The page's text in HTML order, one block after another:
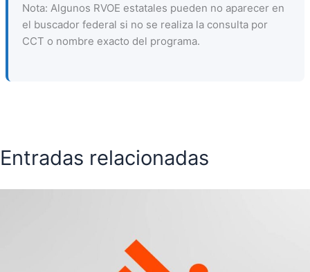
Nota: Algunos RVOE estatales pueden no aparecer en
el buscador federal si no se realiza la consulta por
CCT o nombre exacto del programa.
Entradas relacionadas